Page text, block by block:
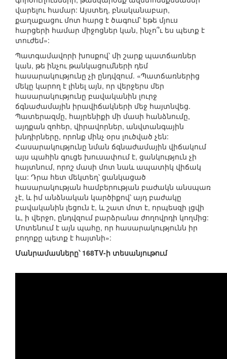
վարելու համար: Այստեղ, բնականաբար,
քաղաքացու մոտ հարց է ծագում՝ եթե մյուս
հարցերի համար միջոցներ կան, ինչո՞ւ ես պետք է
տուժեմ»:
Պատգամավորի խոսքով՝ մի շարք պատճառներ
կան, թե ինչու թանկացումների դեմ
հասարակությունը չի ընդվզում. «Պատճառներից
մեկը կարող է լինել այն, որ վերջերս մեր
հասարակությունը բավականին լուրջ
ճգնաժամային իրավիճակների մեջ հայտնվեց.
Պատերազմը, հայրենիքի մի մասի հանձնումը,
այդքան զոհեր, վիրավորներ, անվտանգային
խնդիրները, որոնք մինչ օրս լուծված չեն:
Հասարակությունը նման ճգնաժամային վիճակում
այս պահին գուցե խուսափում է, ցանկություն չի
հայտնում, որոշ մասի մոտ նաև ապատիկ վիճակ
կա: Դրա հետ մեկտեղ՝ ցանկացած
հասարակության համբերության բաժակն անսպառ
չէ, և իմ անձնական կարծիքով՝ այդ բաժակը
բավականին լեցուն է, և շատ մոտ է, որպեսզի լցվի
և, ի վերջո, ընդվզում բարձրանա ժողովրդի կողմից:
Մոտենում է այն պահը, որ հասարակությունն իր
բողոքը պետք է հայտնի»:
Մանրամասները՝ 168TV-ի տեսանյութում